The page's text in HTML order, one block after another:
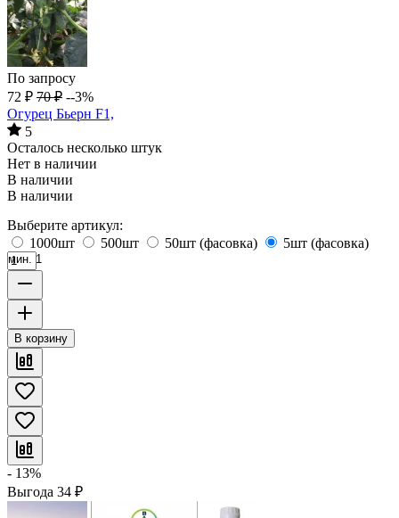
По запросу
72 ₽ 70 ₽ --3%
Огурец Бьерн F1,
5
Осталось несколько штук
Нет в наличии
В наличии
В наличии
Выберите артикул:
1000шт
500шт 50шт (фасовка) 5шт (фасовка)
мин. 1
В корзину
- 13%
Выгода 34 ₽